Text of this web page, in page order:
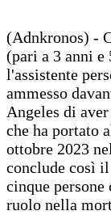
(Adnkronos) -
(pari a 3 anni e
l'assistente
ammesso
Angeles di
che ha portato
ottobre 2023
conclude così
cinque persone
ruolo nella